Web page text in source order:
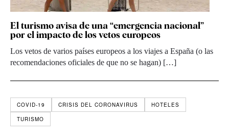
El turismo avisa de una “emergencia nacional”
por el impacto de los vetos europeos
Los vetos de varios países europeos a los viajes a España (o las
recomendaciones oficiales de que no se hagan) […]
COVID-19 CRISIS DEL CORONAVIRUS
HOTELES
TURISMO